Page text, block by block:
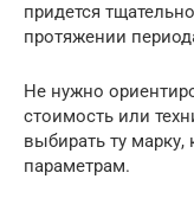
придется
протяжении
Не нужно
стоимость или
выбирать ту марку,
параметрам.